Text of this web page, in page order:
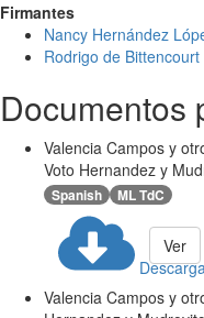
Firmantes
Nancy Hernández
Rodrigo de
Documentos
Valencia Campos y
Voto Hernandez y
Spanish ML TdC
Ver
Valencia Campos y